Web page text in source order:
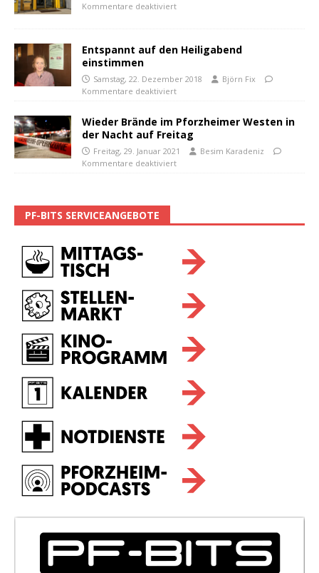
Kommentare deaktiviert
Entspannt auf den Heiligabend
einstimmen
Samstag, 22. Dezember 2018
Björn Fix
Kommentare deaktiviert
Wieder Brände im Pforzheimer Westen in
der Nacht auf Freitag
Freitag, 29. Januar 2021
Besim Karadeniz
Kommentare deaktiviert
PF-BITS SERVICEANGEBOTE